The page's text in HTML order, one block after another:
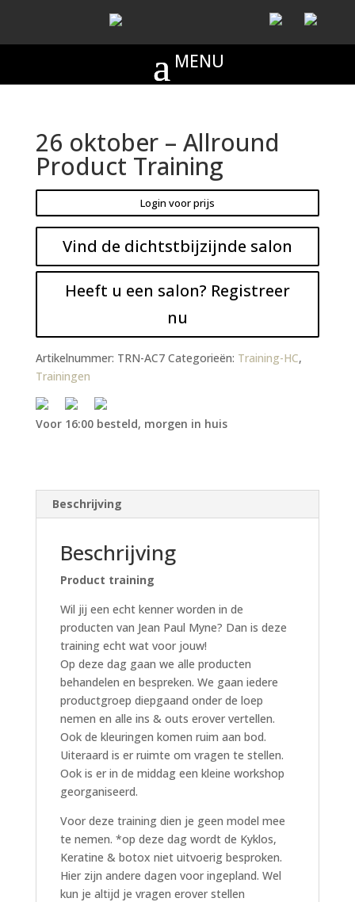
26 oktober – Allround
Product Training
Login voor prijs
Vind de dichtstbijzijnde salon
Heeft u een salon? Registreer
nu
Artikelnummer: TRN-AC7 Categorieën: Training-HC,
Trainingen
Voor 16:00 besteld, morgen in huis
Beschrijving
Beschrijving
Product training
Wil jij een echt kenner worden in de
producten van Jean Paul Myne? Dan is deze
training echt wat voor jouw!
Op deze dag gaan we alle producten
behandelen en bespreken. We gaan iedere
productgroep diepgaand onder de loep
nemen en alle ins & outs erover vertellen.
Ook de kleuringen komen ruim aan bod.
Uiteraard is er ruimte om vragen te stellen.
Ook is er in de middag een kleine workshop
georganiseerd.
Voor deze training dien je geen model mee
te nemen. *op deze dag wordt de Kyklos,
Keratine & botox niet uitvoerig besproken.
Hier zijn andere dagen voor ingepland. Wel
kun je altijd je vragen erover stellen